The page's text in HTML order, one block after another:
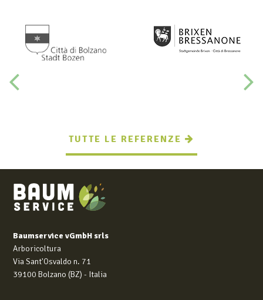
TUTTE LE REFERENZE
Baumservice vGmbH srls
Arboricoltura
Via Sant'Osvaldo n. 71
39100 Bolzano (BZ) - Italia